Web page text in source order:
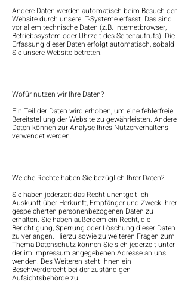
Andere Daten werden automatisch beim Besuch der
Website durch unsere IT-Systeme erfasst. Das sind
vor allem technische Daten (z.B. Internetbrowser,
Betriebssystem oder Uhrzeit des Seitenaufrufs). Die
Erfassung dieser Daten erfolgt automatisch, sobald
Sie unsere Website betreten.
Wofür nutzen wir Ihre Daten?
Ein Teil der Daten wird erhoben, um eine fehlerfreie
Bereitstellung der Website zu gewährleisten. Andere
Daten können zur Analyse Ihres Nutzerverhaltens
verwendet werden.
Welche Rechte haben Sie bezüglich Ihrer Daten?
Sie haben jederzeit das Recht unentgeltlich
Auskunft über Herkunft, Empfänger und Zweck Ihrer
gespeicherten personenbezogenen Daten zu
erhalten. Sie haben außerdem ein Recht, die
Berichtigung, Sperrung oder Löschung dieser Daten
zu verlangen. Hierzu sowie zu weiteren Fragen zum
Thema Datenschutz können Sie sich jederzeit unter
der im Impressum angegebenen Adresse an uns
wenden. Des Weiteren steht Ihnen ein
Beschwerderecht bei der zuständigen
Aufsichtsbehörde zu.